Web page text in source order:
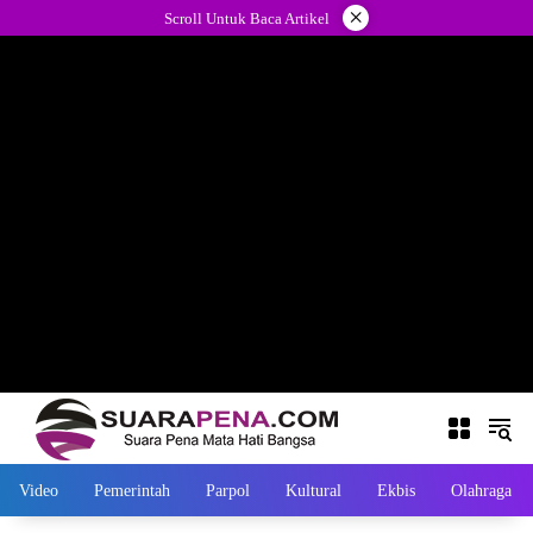
ke
Scroll Untuk Baca Artikel ×
Video Pemerintah Parpol Kultural Ekbis Olahraga